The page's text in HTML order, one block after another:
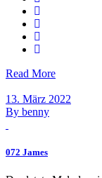
Read More
13. März 2022
By benny
072 James